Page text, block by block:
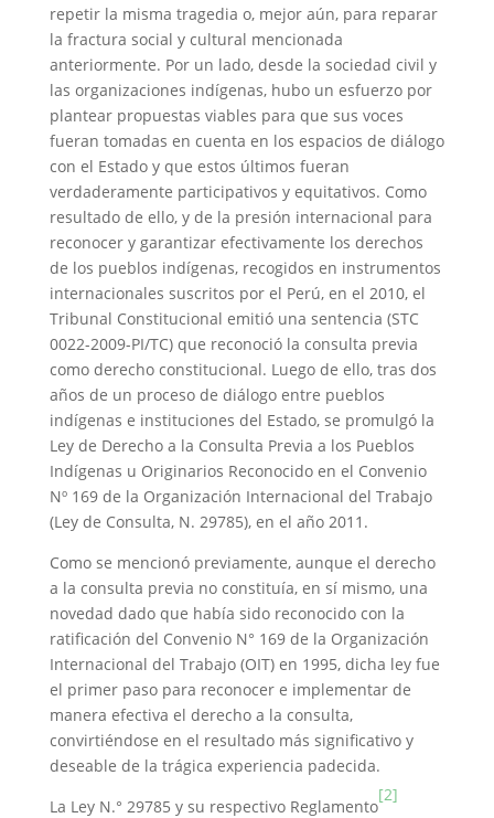
repetir la misma tragedia o, mejor aún, para reparar
la fractura social y cultural mencionada
anteriormente. Por un lado, desde la sociedad civil y
las organizaciones indígenas, hubo un esfuerzo por
plantear propuestas viables para que sus voces
fueran tomadas en cuenta en los espacios de diálogo
con el Estado y que estos últimos fueran
verdaderamente participativos y equitativos. Como
resultado de ello, y de la presión internacional para
reconocer y garantizar efectivamente los derechos
de los pueblos indígenas, recogidos en instrumentos
internacionales suscritos por el Perú, en el 2010, el
Tribunal Constitucional emitió una sentencia (STC
0022-2009-PI/TC) que reconoció la consulta previa
como derecho constitucional. Luego de ello, tras dos
años de un proceso de diálogo entre pueblos
indígenas e instituciones del Estado, se promulgó la
Ley de Derecho a la Consulta Previa a los Pueblos
Indígenas u Originarios Reconocido en el Convenio
Nº 169 de la Organización Internacional del Trabajo
(Ley de Consulta, N. 29785), en el año 2011.
Como se mencionó previamente, aunque el derecho
a la consulta previa no constituía, en sí mismo, una
novedad dado que había sido reconocido con la
ratificación del Convenio N° 169 de la Organización
Internacional del Trabajo (OIT) en 1995, dicha ley fue
el primer paso para reconocer e implementar de
manera efectiva el derecho a la consulta,
convirtiéndose en el resultado más significativo y
deseable de la trágica experiencia padecida.
La Ley N.° 29785 y su respectivo Reglamento
[2]